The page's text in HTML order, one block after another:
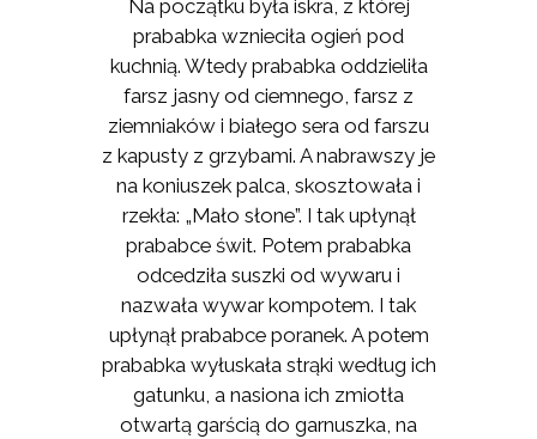
Na początku była iskra, z której
prababka wznieciła ogień pod
kuchnią. Wtedy prababka oddzieliła
farsz jasny od ciemnego, farsz z
ziemniaków i białego sera od farszu
z kapusty z grzybami. A nabrawszy je
na koniuszek palca, skosztowała i
rzekła: „Mało słone”. I tak upłynął
prababce świt. Potem prababka
odcedziła suszki od wywaru i
nazwała wywar kompotem. I tak
upłynął prababce poranek. A potem
prababka wyłuskała strąki według ich
gatunku, a nasiona ich zmiotła
otwartą garścią do garnuszka, na